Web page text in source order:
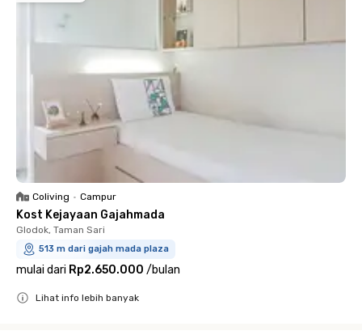
Coliving • Campur
Kost Kejayaan Gajahmada
Glodok, Taman Sari
513 m dari gajah mada plaza
mulai dari Rp2.650.000 /bulan
Lihat info lebih banyak